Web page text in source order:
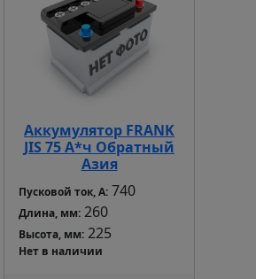
Аккумулятор FRANK
JIS 75 А*ч Обратный
Азия
Пусковой ток, А: 740
Длина, мм: 260
Высота, мм: 225
Нет в наличии